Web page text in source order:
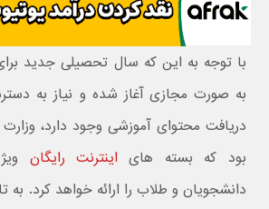
با توجه به این که سال تحصیلی جدید
به صورت مجازی آغاز شده و نیاز به
دریافت محتوای آموزشی وجود دارد، وزارت
بود که بسته های اینترنت رایگان
دانشجویان و طلاب را ارائه خواهد کرد. به